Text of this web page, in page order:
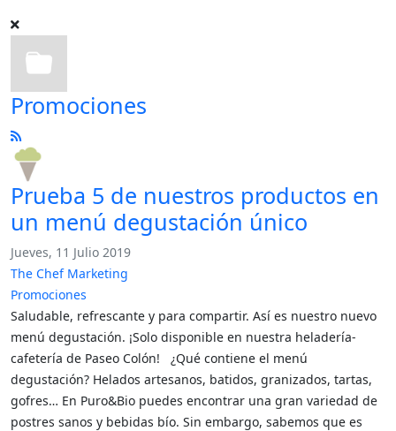
Promociones
Prueba 5 de nuestros productos en
un menú degustación único
Jueves, 11 Julio 2019
The Chef Marketing
Promociones
Saludable, refrescante y para compartir. Así es nuestro nuevo
menú degustación. ¡Solo disponible en nuestra heladería-
cafetería de Paseo Colón! ¿Qué contiene el menú
degustación? Helados artesanos, batidos, granizados, tartas,
gofres… En Puro&Bio puedes encontrar una gran variedad de
postres sanos y bebidas bío. Sin embargo, sabemos que es